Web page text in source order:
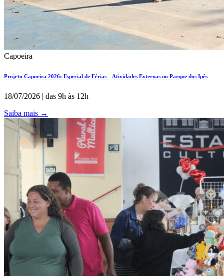
Capoeira
Projeto Capoeira 2026: Especial de Férias – Atividades Externas no Parque dos Ipês
18/07/2026 | das 9h às 12h
Saiba mais →